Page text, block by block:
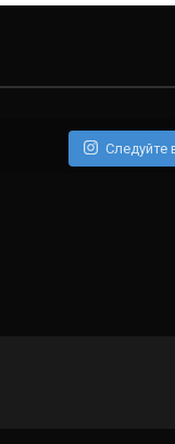
Следуйте